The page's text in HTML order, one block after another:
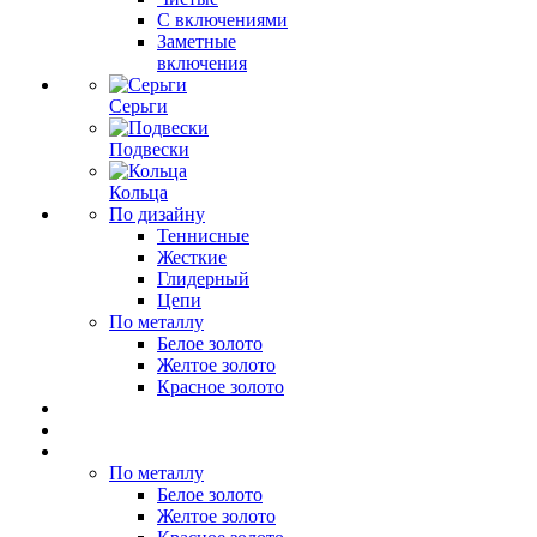
С включениями
Заметные
включения
Серьги
Подвески
Кольца
По дизайну
Теннисные
Жесткие
Глидерный
Цепи
По металлу
Белое золото
Желтое золото
Красное золото
По металлу
Белое золото
Желтое золото